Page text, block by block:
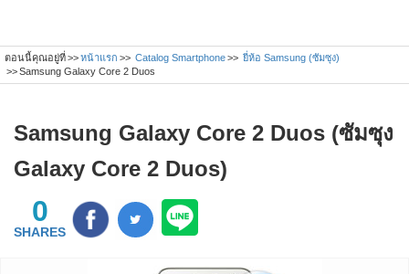
ตอนนี้คุณอยู่ที่ หน้าแรก Catalog Smartphone
ยี่ห้อ Samsung (ซัมซุง)
Samsung Galaxy Core 2 Duos
Samsung Galaxy Core 2 Duos (ซัมซุง
Galaxy Core 2 Duos)
0
SHARES